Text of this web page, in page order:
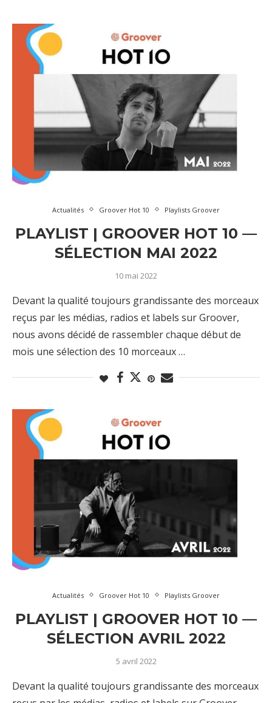
Actualités Groover Hot 10 Playlists Groover
PLAYLIST | GROOVER HOT 10 —
SÉLECTION MAI 2022
10 mai 2022
Devant la qualité toujours grandissante des morceaux
reçus par les médias, radios et labels sur Groover,
nous avons décidé de rassembler chaque début de
mois une sélection des 10 morceaux …
Actualités Groover Hot 10 Playlists Groover
PLAYLIST | GROOVER HOT 10 —
SÉLECTION AVRIL 2022
5 avril 2022
Devant la qualité toujours grandissante des morceaux